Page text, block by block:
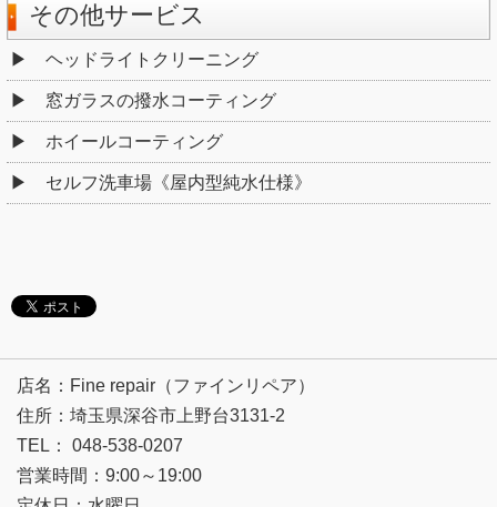
その他サービス
ヘッドライトクリーニング
窓ガラスの撥水コーティング
ホイールコーティング
セルフ洗車場《屋内型純水仕様》
店名：Fine repair（ファインリペア）
住所：埼玉県深谷市上野台3131-2
TEL： 048-538-0207
営業時間：9:00～19:00